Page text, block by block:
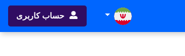
حساب کاربری